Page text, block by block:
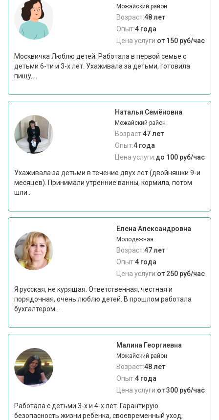
Можайский район
Возраст:48 лет
Опыт:4 года
Цена услуги:от 150 руб/час
Москвичка Люблю детей. Работала в первой семье с
детьми 6-ти и 3-х лет. Ухаживала за детьми, готовила
пищу,...
Наталья Семёновна
Можайский район
Возраст:47 лет
Опыт:4 года
Цена услуги:до 100 руб/час
Ухаживала за детьми в течение двух лет (двойняшки 9-и
месяцев). Принимали утренние ванны, кормила, потом
шли...
Елена Александровна
Молодежная
Возраст:47 лет
Опыт:4 года
Цена услуги:от 250 руб/час
Я русская, не курящая. Ответственная, честная и
порядочная, очень люблю детей. В прошлом работала
бухгалтером...
Малина Георгиевна
Можайский район
Возраст:48 лет
Опыт:4 года
Цена услуги:от 300 руб/час
Работала с детьми 3-х и 4-х лет. Гарантирую
безопасность жизни ребёнка, своевременный уход,